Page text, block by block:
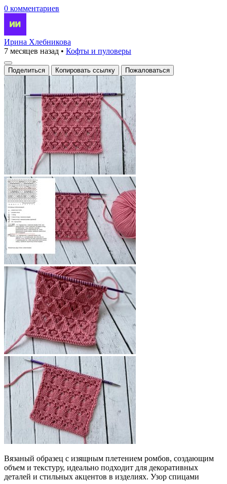
0 комментариев
Ирина Хлебникова
7 месяцев назад • Кофты и пуловеры
Поделиться Копировать ссылку Пожаловаться
Вязаный образец с изящным плетением ромбов, создающим
объем и текстуру, идеально подходит для декоративных
деталей и стильных акцентов в изделиях. Узор спицами